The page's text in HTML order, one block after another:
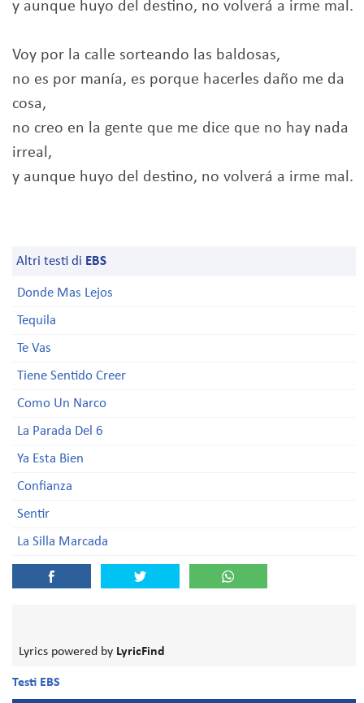
y aunque huyo del destino, no volverá a irme mal.
Voy por la calle sorteando las baldosas,
no es por manía, es porque hacerles daño me da
cosa,
no creo en la gente que me dice que no hay nada
irreal,
y aunque huyo del destino, no volverá a irme mal.
Altri testi di EBS
Donde Mas Lejos
Tequila
Te Vas
Tiene Sentido Creer
Como Un Narco
La Parada Del 6
Ya Esta Bien
Confianza
Sentir
La Silla Marcada
Lyrics powered by LyricFind
Testi EBS